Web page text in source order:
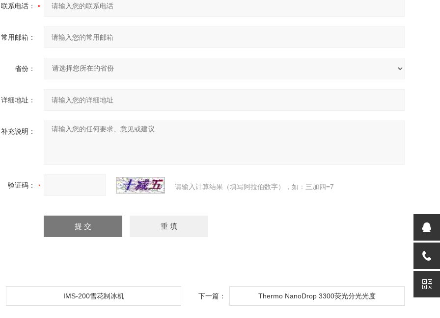
联系电话：
常用邮箱：
省份：
详细地址：
补充说明：
验证码： 请输入计算结果（填写阿拉伯数字），如：三加四=7
IMS-200雪花制冰机 下一篇： Thermo NanoDrop 3300荧光分光光度